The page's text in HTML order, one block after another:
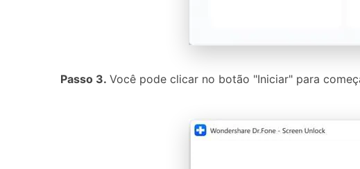
Passo 3. Você pode clicar no botão "Iniciar" para